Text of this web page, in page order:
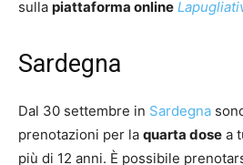
sulla piattaforma online
Sardegna
Dal 30 settembre in Sardegna
prenotazioni per la quarta dose a
più di 12 anni. È possibile